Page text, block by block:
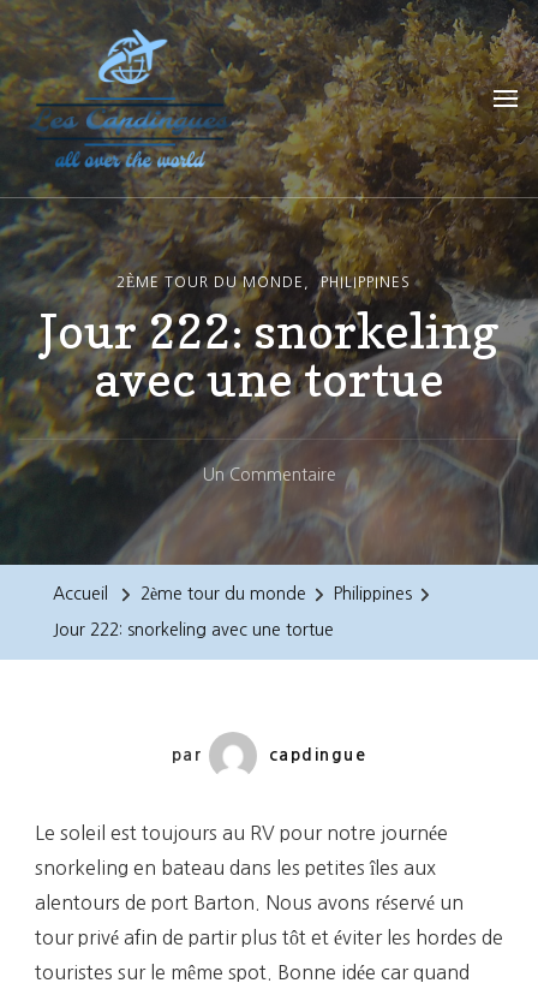
Les Capdingues
blog de voyage
2ÈME TOUR DU MONDE PHILIPPINES
Jour 222: snorkeling
avec une tortue
Un CommentaireSur
Jour
222:
Accueil 2ème tour du monde Philippines
Jour 222: snorkeling avec une tortue
par capdingue
Le soleil est toujours au RV pour notre journée
snorkeling en bateau dans les petites îles aux
alentours de port Barton. Nous avons réservé un
tour privé afin de partir plus tôt et éviter les hordes de
touristes sur le même spot. Bonne idée car quand